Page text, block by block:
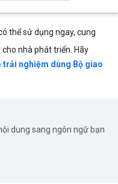
thể sử dụng ngay, cung
nhà phát triển. Hãy
trải nghiệm dùng Bộ giao
dung sang ngôn ngữ bạn